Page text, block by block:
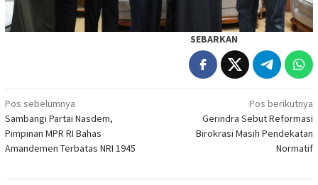
SEBARKAN
Navigasi
pos
Pos sebelumnya
Sambangi Partai Nasdem,
Pimpinan MPR RI Bahas
Amandemen Terbatas NRI 1945
Pos berikutnya
Gerindra Sebut Reformasi
Birokrasi Masih Pendekatan
Normatif